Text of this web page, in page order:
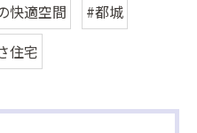
快適空間
#都城
住宅